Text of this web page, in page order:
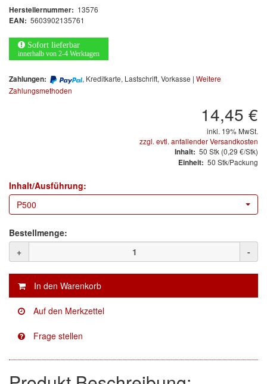
Mischfarben
Restposten
Colad
(9)
COLOR-EXPERT
(1)
E-D
(1)
EVERCOAT
Facdos
Finixa
Indasa
Herstellernummer: 13576
EAN: 5603902135761
Sofort lieferbar
innerhalb von 2-4 Werktagen
Zahlungen: , Kreditkarte, Lastschrift, Vorkasse | Weitere
Zahlungsmethoden
14,45 €
inkl. 19% MwSt.
zzgl. evtl. anfallender Versandkosten
Inhalt: 50 Stk (0,29 €/Stk)
Einheit: 50 Stk/Packung
Inhalt/Ausführung:
P500
Bestellmenge:
+
-